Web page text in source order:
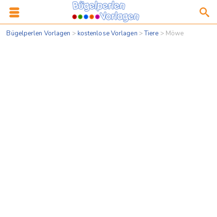
Bügelperlen Vorlagen > kostenlose Vorlagen >Tiere > Möwe